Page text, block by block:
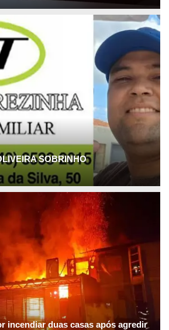
SOBRINHO
incendiar duas casas após agredir